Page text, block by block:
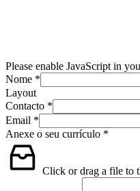
Please enable JavaScript in
Nome *
Layout
Contacto *
Email *
Anexe o seu currículo *
Click or drag a file to